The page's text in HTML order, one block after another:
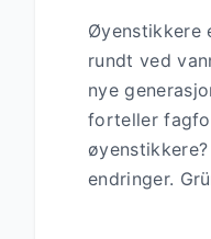
Øyenstikkere
rundt ved
nye
forteller
endringer.